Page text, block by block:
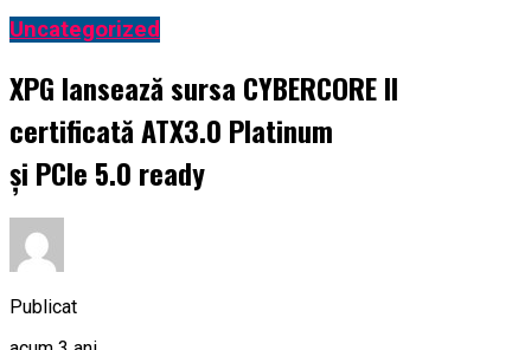
Uncategorized
XPG lansează sursa CYBERCORE II
certificată ATX3.0 Platinum
și PCIe 5.0 ready
Publicat